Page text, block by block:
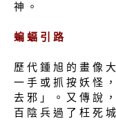
神 。
蝙 蝠 引 路
歷 代 鍾 旭 的 畫 像
一 手 或 抓 按 妖 怪
去 邪 」 。 又 傳 說
百 陰 兵 過 了 枉 死